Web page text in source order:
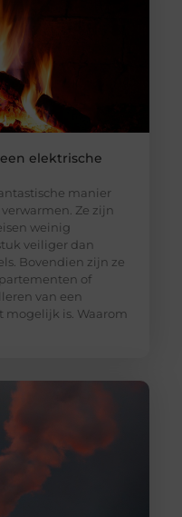
elektrische
manier
Ze zijn
weinig
veiliger dan
Bovendien zijn ze
of
van een
mogelijk is. Waarom